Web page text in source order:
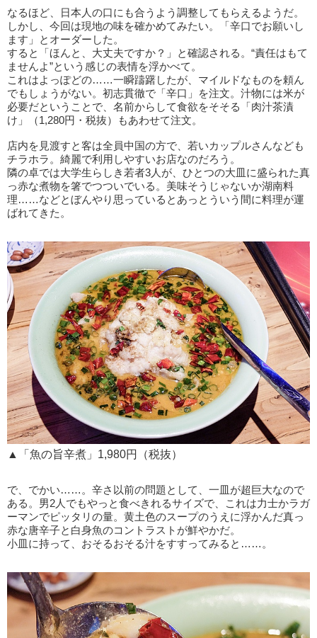
なるほど、日本人の口にも合うよう調整してもらえるようだ。
しかし、今回は現地の味を確かめてみたい。「辛口でお願いし
ます」とオーダーした。
すると「ほんと、大丈夫ですか？」と確認される。“責任はもて
ませんよ”という感じの表情を浮かべて。
これはよっぽどの……一瞬躊躇したが、マイルドなものを頼ん
でもしょうがない。初志貫徹で「辛口」を注文。汁物には米が
必要だということで、名前からして食欲をそそる「肉汁茶漬
け」（1,280円・税抜）もあわせて注文。
店内を見渡すと客は全員中国の方で、若いカップルさんなども
チラホラ。綺麗で利用しやすいお店なのだろう。
隣の卓では大学生らしき若者3人が、ひとつの大皿に盛られた真
っ赤な煮物を箸でつついでいる。美味そうじゃないか湖南料
理……などとぼんやり思っているとあっとういう間に料理が運
ばれてきた。
▲「魚の旨辛煮」1,980円（税抜）
で、でかい……。辛さ以前の問題として、一皿が超巨大なので
ある。男2人でもやっと食べきれるサイズで、これは力士かラガ
ーマンでピッタリの量。黄土色のスープのうえに浮かんだ真っ
赤な唐辛子と白身魚のコントラストが鮮やかだ。
小皿に持って、おそるおそる汁をすすってみると……。